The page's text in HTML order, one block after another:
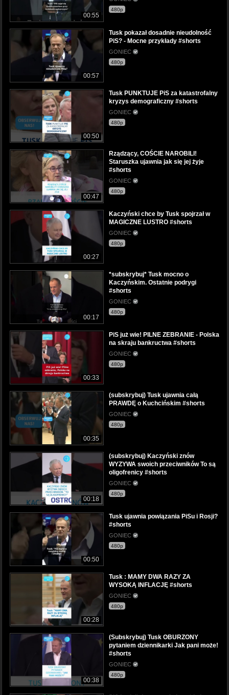
00:55
480p
00:57
Tusk pokazał dosadnie nieudolność
PiS? - Mocne przykłady #shorts
GONIEC
480p
00:50
Tusk PUNKTUJE PiS za katastrofalny
kryzys demograficzny #shorts
GONIEC
480p
00:47
Rządzący, COŚCIE NAROBILI!
Staruszka ujawnia jak się jej żyje
#shorts
GONIEC
480p
00:27
Kaczyński chce by Tusk spojrzał w
MAGICZNE LUSTRO #shorts
GONIEC
480p
00:17
*subskrybuj* Tusk mocno o
Kaczyńskim. Ostatnie podrygi
#shorts
GONIEC
480p
00:33
PiS już wie! PILNE ZEBRANIE - Polska
na skraju bankructwa #shorts
GONIEC
480p
00:35
(subskrybuj) Tusk ujawnia całą
PRAWDĘ o Kuchcińskim #shorts
GONIEC
480p
00:18
(subskrybuj) Kaczyński znów
WYZYWA swoich przeciwników To są
oligofrenicy #shorts
GONIEC
480p
00:50
Tusk ujawnia powiązania PiSu i Rosji?
#shorts
GONIEC
480p
00:28
Tusk : MAMY DWA RAZY ZA
WYSOKĄ INFLACJĘ #shorts
GONIEC
480p
00:38
(Subskrybuj) Tusk OBURZONY
pytaniem dziennikarki Jak pani może!
#shorts
GONIEC
480p